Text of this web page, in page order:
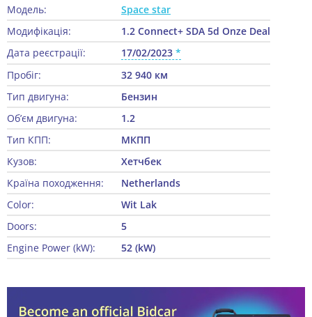
Модель:
Space star
Модифікація:
1.2 Connect+ SDA 5d Onze Deal
Дата реєстрації:
17/02/2023
Пробіг:
32 940 км
Тип двигуна:
Бензин
Об’єм двигуна:
1.2
Тип КПП:
МКПП
Кузов:
Хетчбек
Країна походження:
Netherlands
Color:
Wit Lak
Doors:
5
Engine Power (kW):
52 (kW)